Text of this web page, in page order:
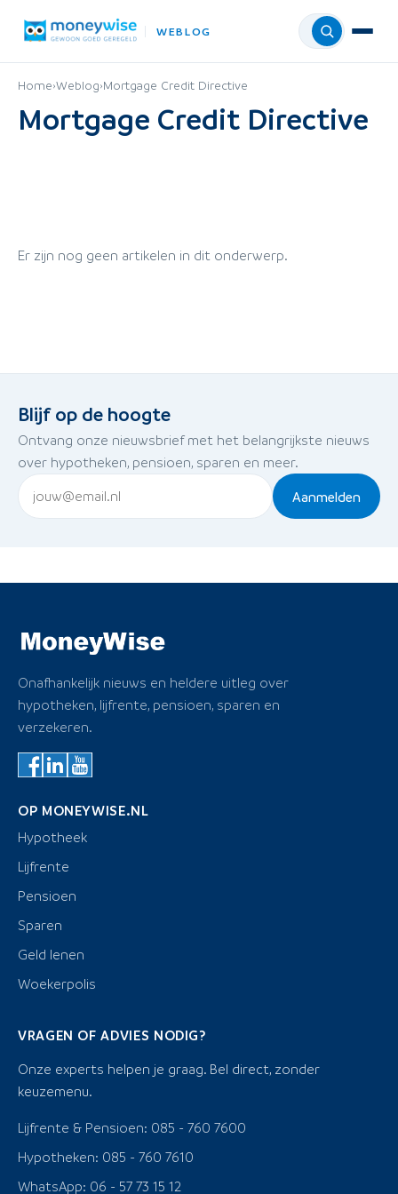
WEBLOG Menu
Home›Weblog›Mortgage Credit Directive
Mortgage Credit Directive
Er zijn nog geen artikelen in dit onderwerp.
Blijf op de hoogte
Ontvang onze nieuwsbrief met het belangrijkste nieuws
over hypotheken, pensioen, sparen en meer.
Aanmelden
Onafhankelijk nieuws en heldere uitleg over
hypotheken, lijfrente, pensioen, sparen en
verzekeren.
OP MONEYWISE.NL
Hypotheek
Lijfrente
Pensioen
Sparen
Geld lenen
Woekerpolis
VRAGEN OF ADVIES NODIG?
Onze experts helpen je graag. Bel direct, zonder
keuzemenu.
Lijfrente & Pensioen: 085 - 760 7600
Hypotheken: 085 - 760 7610
WhatsApp: 06 - 57 73 15 12